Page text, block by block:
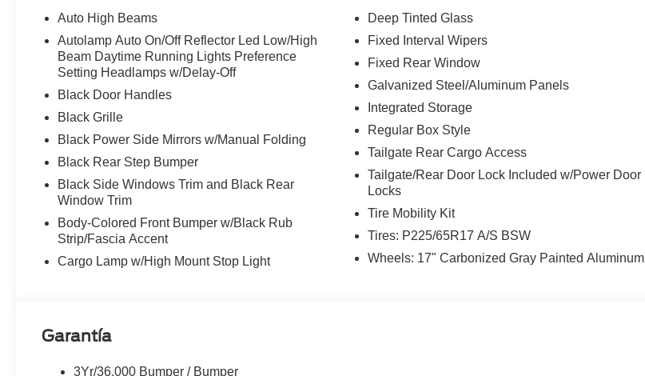
Auto High Beams
Autolamp Auto On/Off Reflector Led Low/High
Beam Daytime Running Lights Preference
Setting Headlamps w/Delay-Off
Black Door Handles
Black Grille
Black Power Side Mirrors w/Manual Folding
Black Rear Step Bumper
Black Side Windows Trim and Black Rear
Window Trim
Body-Colored Front Bumper w/Black Rub
Strip/Fascia Accent
Cargo Lamp w/High Mount Stop Light
Deep Tinted Glass
Fixed Interval Wipers
Fixed Rear Window
Galvanized Steel/Aluminum Panels
Integrated Storage
Regular Box Style
Tailgate Rear Cargo Access
Tailgate/Rear Door Lock Included w/Power Door
Locks
Tire Mobility Kit
Tires: P225/65R17 A/S BSW
Wheels: 17" Carbonized Gray Painted Aluminum
Garantía
3Yr/36,000 Bumper / Bumper